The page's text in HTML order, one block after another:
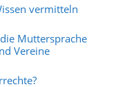
vermitteln
Muttersprache
Vereine